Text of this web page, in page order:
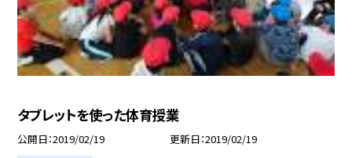
タブレットを使った体育授業
公開日 2019/02/19 更新日 2019/02/19